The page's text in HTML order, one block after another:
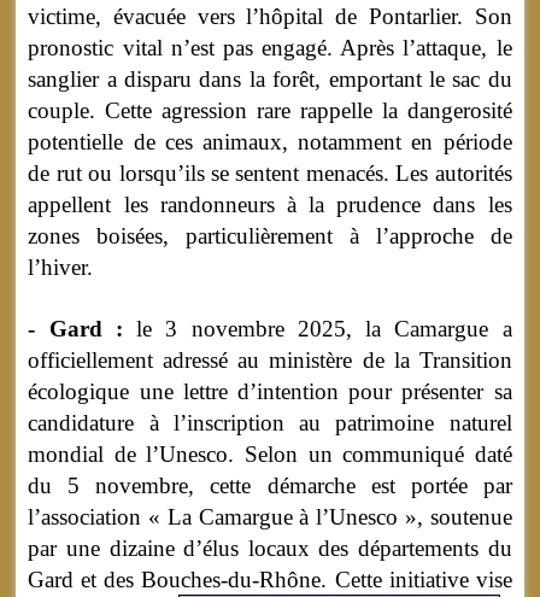
victime, évacuée vers l’hôpital de Pontarlier. Son
pronostic vital n’est pas engagé. Après l’attaque, le
sanglier a disparu dans la forêt, emportant le sac du
couple. Cette agression rare rappelle la dangerosité
potentielle de ces animaux, notamment en période
de rut ou lorsqu’ils se sentent menacés. Les autorités
appellent les randonneurs à la prudence dans les
zones boisées, particulièrement à l’approche de
l’hiver.
- Gard :le 3 novembre 2025, la Camargue a
officiellement adressé au ministère de la Transition
écologique une lettre d’intention pour présenter sa
candidature à l’inscription au patrimoine naturel
mondial de l’Unesco. Selon un communiqué daté
du 5 novembre, cette démarche est portée par
l’association « La Camargue à l’Unesco », soutenue
par une dizaine d’élus locaux des départements du
Gard et des Bouches-du-Rhône. Cette initiative vise